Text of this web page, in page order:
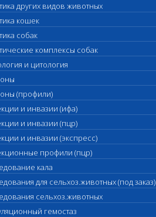
других видов животных
кошек
собак
комплексы собак
и цитология
(профили)
и инвазии (ифа)
и инвазии (пцр)
и инвазии (экспресс)
профили (пцр)
кала
для сельхоз.животных (под заказ)
сельхоз.животных
гемостаз